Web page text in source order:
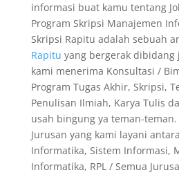
informasi buat kamu tentang
Program Skripsi Manajemen
Skripsi Rapitu adalah sebuah
Rapitu yang bergerak dibidang
kami menerima Konsultasi /
Program Tugas Akhir, Skripsi,
Penulisan Ilmiah, Karya Tulis
usah bingung ya teman-teman.
Jurusan yang kami layani
Informatika, Sistem Informasi,
Informatika, RPL / Semua